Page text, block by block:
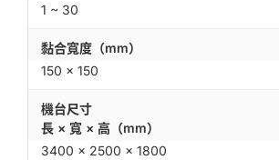
1 ~ 30
黏合寬度（mm）
150 × 150
機台尺寸
長 × 寬 × 高（mm）
3400 × 2500 × 1800